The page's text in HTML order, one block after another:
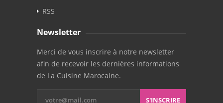
RSS
Newsletter
Merci de vous inscrire à notre newsletter
afin de recevoir les dernières informations
de La Cuisine Marocaine.
S'INSCRIRE